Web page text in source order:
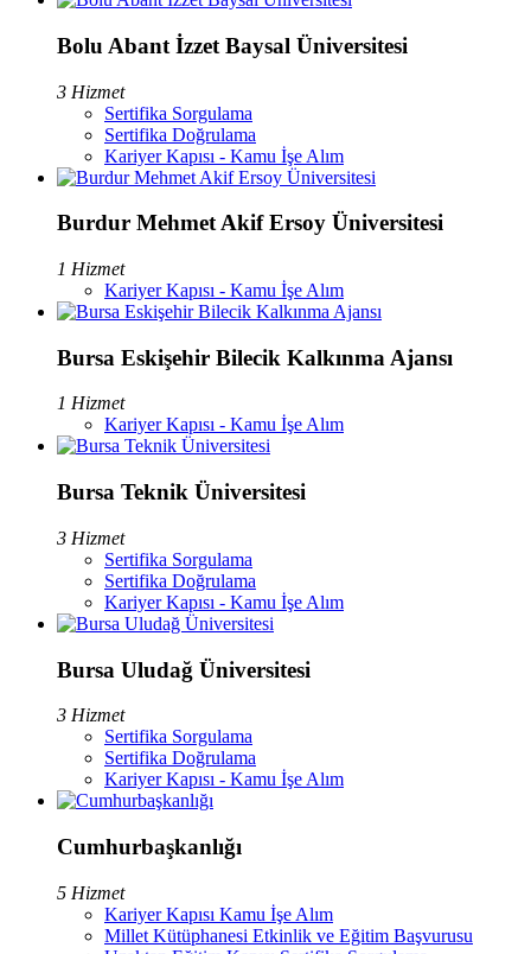
Bolu Abant İzzet Baysal Üniversitesi
3 Hizmet
Sertifika Sorgulama
Sertifika Doğrulama
Kariyer Kapısı - Kamu İşe Alım
Burdur Mehmet Akif Ersoy Üniversitesi
1 Hizmet
Kariyer Kapısı - Kamu İşe Alım
Bursa Eskişehir Bilecik Kalkınma Ajansı
1 Hizmet
Kariyer Kapısı - Kamu İşe Alım
Bursa Teknik Üniversitesi
3 Hizmet
Sertifika Sorgulama
Sertifika Doğrulama
Kariyer Kapısı - Kamu İşe Alım
Bursa Uludağ Üniversitesi
3 Hizmet
Sertifika Sorgulama
Sertifika Doğrulama
Kariyer Kapısı - Kamu İşe Alım
Cumhurbaşkanlığı
5 Hizmet
Kariyer Kapısı Kamu İşe Alım
Millet Kütüphanesi Etkinlik ve Eğitim Başvurusu